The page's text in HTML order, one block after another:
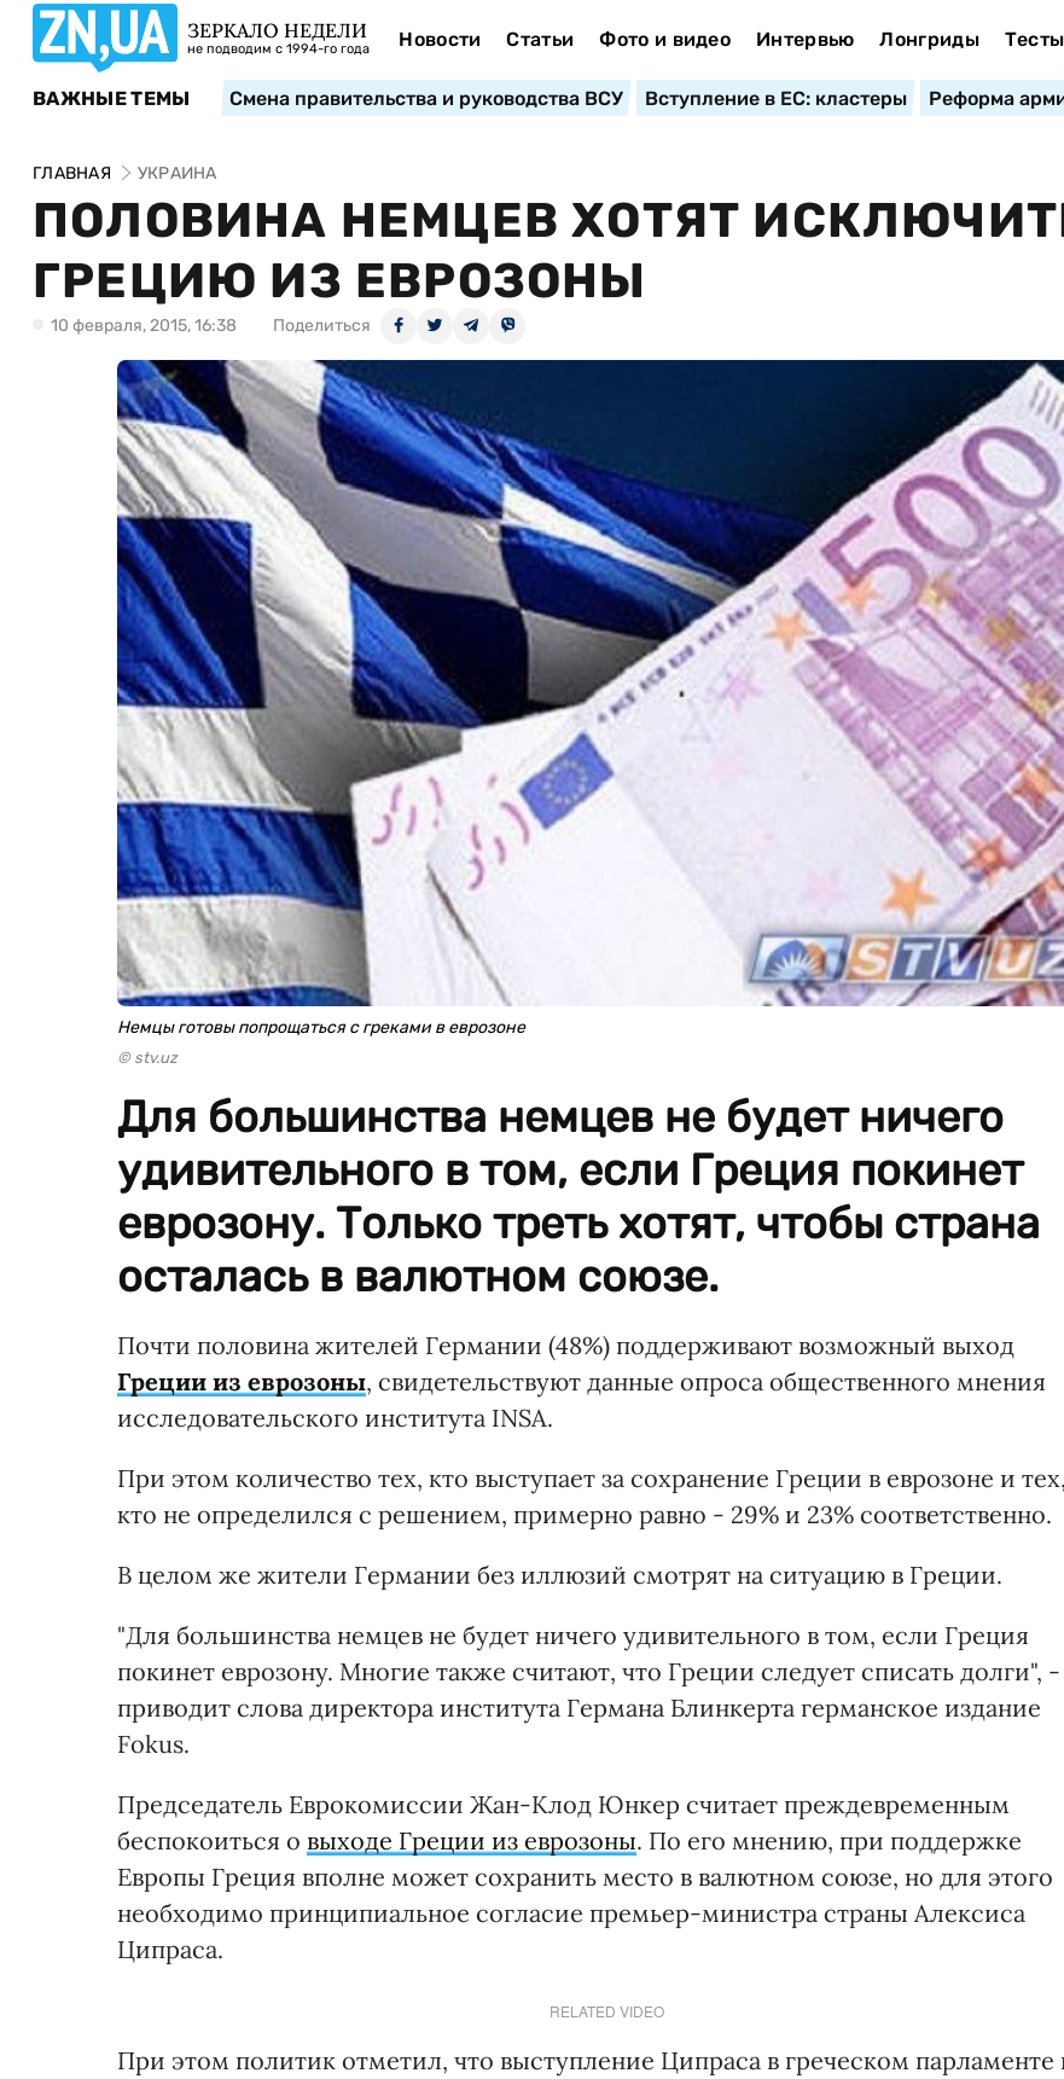
ЗЕРКАЛО НЕДЕЛИ
не подводим с 1994-го года Новости Статьи Фото и видео Интервью Лонгриды Тесты
ВАЖНЫЕ ТЕМЫ Смена правительства и руководства ВСУ Вступление в ЕС: кластеры Реформа
ГЛАВНАЯ УКРАИНА
ПОЛОВИНА НЕМЦЕВ ХОТЯТ
ГРЕЦИЮ ИЗ ЕВРОЗОНЫ
10 февраля, 2015, 16:38 Поделиться
Немцы готовы попрощаться с греками в еврозоне
© stv.uz
Для большинства немцев не будет ничего
удивительного в том, если Греция покинет
еврозону. Только треть хотят, чтобы страна
осталась в валютном союзе.
Почти половина жителей Германии (48%) поддерживают возможный выход
Греции из еврозоны, свидетельствуют данные опроса общественного мнения
исследовательского института INSA.
При этом количество тех, кто выступает за сохранение Греции в еврозоне и тех,
кто не определился с решением, примерно равно - 29% и 23% соответственно.
В целом же жители Германии без иллюзий смотрят на ситуацию в Греции.
"Для большинства немцев не будет ничего удивительного в том, если Греция
покинет еврозону. Многие также считают, что Греции следует списать долги", -
приводит слова директора института Германа Блинкерта германское издание
Fokus.
Председатель Еврокомиссии Жан-Клод Юнкер считает преждевременным
беспокоиться о выходе Греции из еврозоны. По его мнению, при поддержке
Европы Греция вполне может сохранить место в валютном союзе, но для этого
необходимо принципиальное согласие премьер-министра страны Алексиса
Ципраса.
RELATED VIDEO
При этом политик отметил, что выступление Ципраса в греческом парламенте